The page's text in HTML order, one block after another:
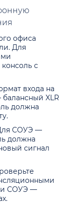
офиса
Для
с
входа на
XLR
должна
СОУЭ —
должна
сигнал
СОУЭ —